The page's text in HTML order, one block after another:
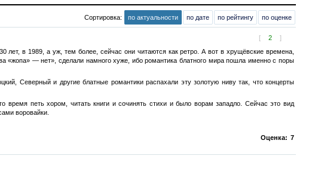
Сортировка: по актуальности по дате по рейтингу по оценке
[ 2 ]
в 1989, а уж, тем более, сейчас они читаются как ретро. А вот в хрущёвские времена,
— нет», сделали намного хуже, ибо романтика блатного мира пошла именно с поры
Северный и другие блатные романтики распахали эту золотую ниву так, что концерты
время петь хором, читать книги и сочинять стихи и было ворам западло. Сейчас это вид
воровайки.
Оценка: 7